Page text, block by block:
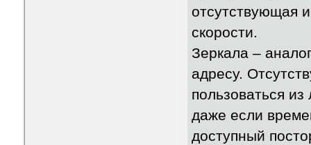
отсутствующая
скорости.
Зеркала –
адресу.
пользоваться
даже если
доступный